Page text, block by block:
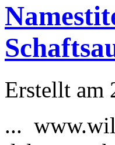
Erstellt am
...